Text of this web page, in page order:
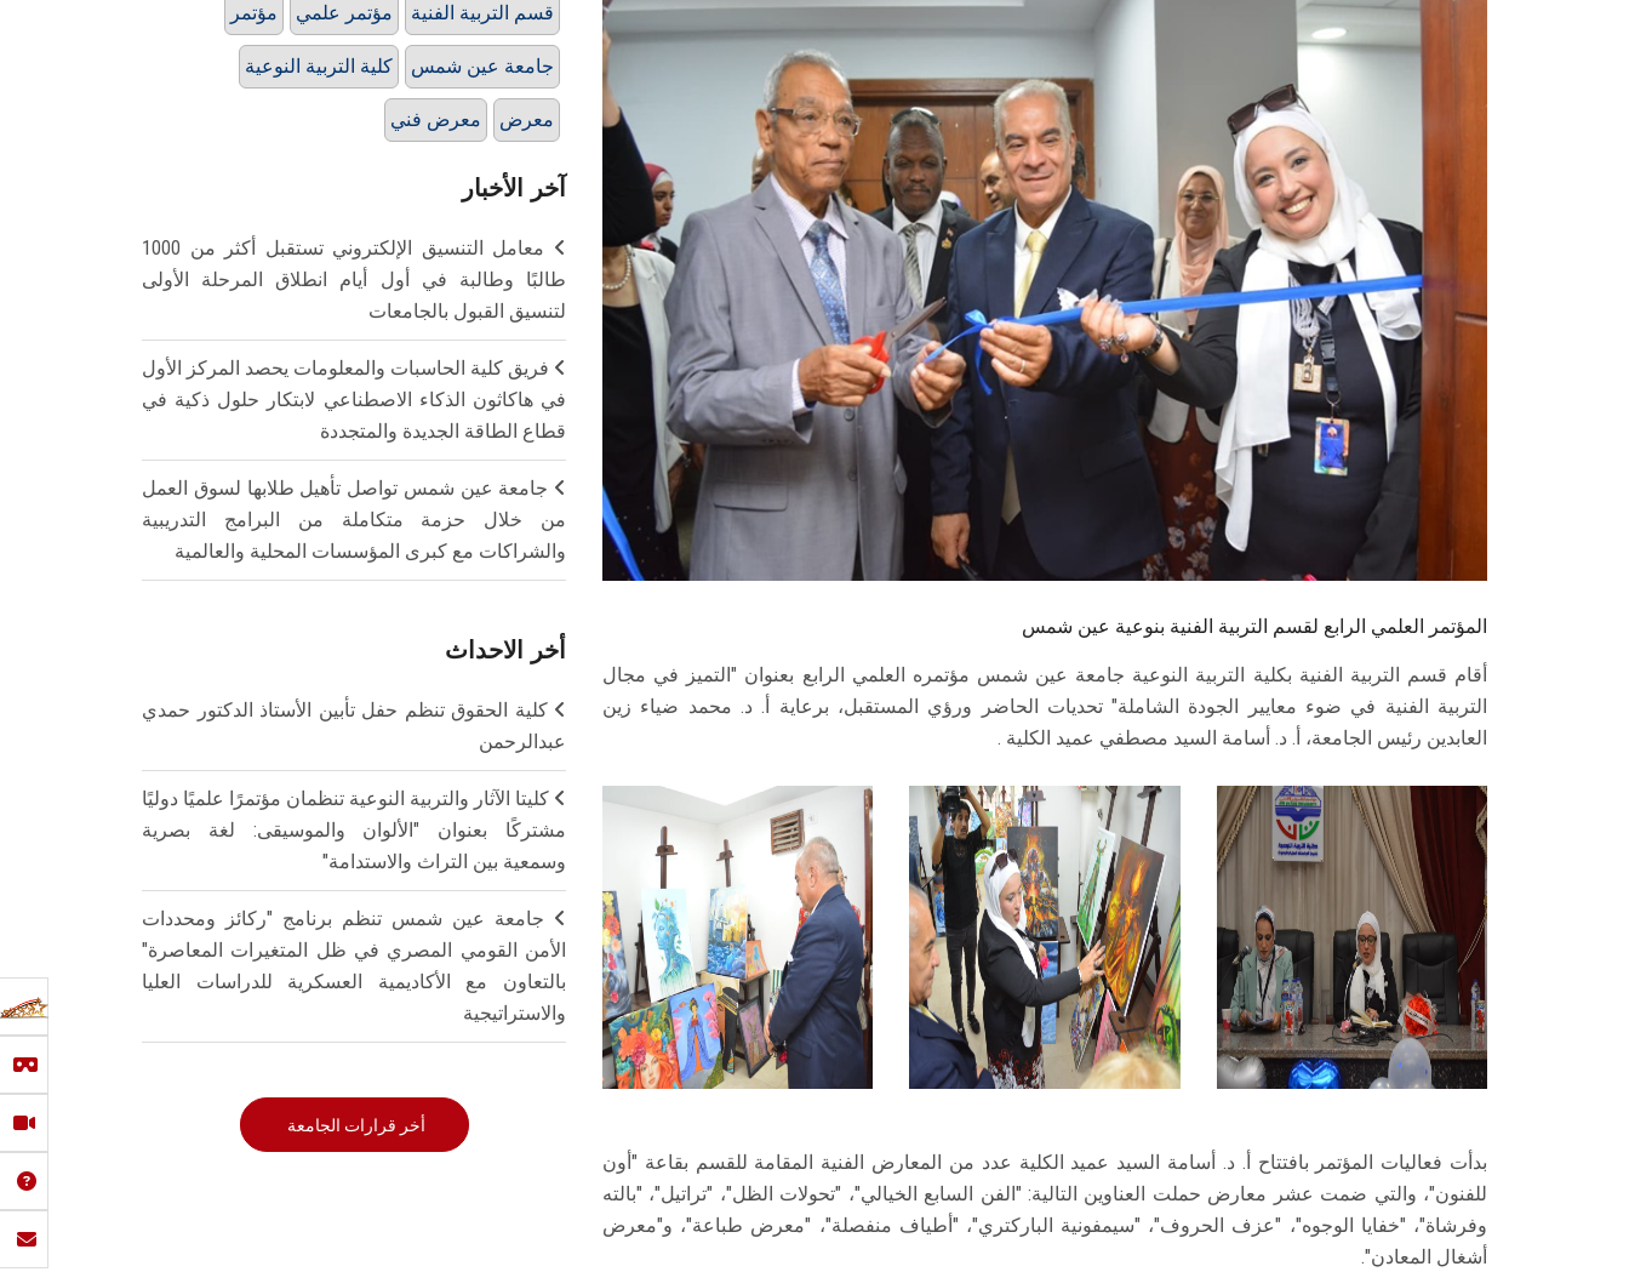
المؤتمر العلمي الرابع لقسم التربية الفنية بنوعية عين شمس
أقام قسم التربية الفنية بكلية التربية النوعية جامعة عين شمس مؤتمره العلمي الرابع بعنوان "التميز في مجال
التربية الفنية في ضوء معايير الجودة الشاملة" تحديات الحاضر ورؤي المستقبل، برعاية أ. د. محمد ضياء زين
العابدين رئيس الجامعة، أ. د. أسامة السيد مصطفي عميد الكلية .
بدأت فعاليات المؤتمر بافتتاح أ. د. أسامة السيد عميد الكلية عدد من المعارض الفنية المقامة للقسم بقاعة "أون
للفنون"، والتي ضمت عشر معارض حملت العناوين التالية: "الفن السابع الخيالي"، "تحولات الظل"، "تراتيل"، "بالته
وفرشاة"، "خفايا الوجوه"، "عزف الحروف"، "سيمفونية الباركتري"، "أطياف منفصلة"، "معرض طباعة"، و"معرض
أشغال المعادن".
مؤتمر مؤتمر علمي قسم التربية الفنية
كلية التربية النوعية جامعة عين شمس
معرض فني معرض
آخر الأخبار
معامل التنسيق الإلكتروني تستقبل أكثر من 1000
طالبًا وطالبة في أول أيام انطلاق المرحلة الأولى
لتنسيق القبول بالجامعات
فريق كلية الحاسبات والمعلومات يحصد المركز الأول
في هاكاثون الذكاء الاصطناعي لابتكار حلول ذكية في
قطاع الطاقة الجديدة والمتجددة
جامعة عين شمس تواصل تأهيل طلابها لسوق العمل
من خلال حزمة متكاملة من البرامج التدريبية
والشراكات مع كبرى المؤسسات المحلية والعالمية
أخر الاحداث
كلية الحقوق تنظم حفل تأبين الأستاذ الدكتور حمدي
عبدالرحمن
كليتا الآثار والتربية النوعية تنظمان مؤتمرًا علميًا دوليًا
مشتركًا بعنوان "الألوان والموسيقى: لغة بصرية
وسمعية بين التراث والاستدامة"
جامعة عين شمس تنظم برنامج "ركائز ومحددات
الأمن القومي المصري في ظل المتغيرات المعاصرة"
بالتعاون مع الأكاديمية العسكرية للدراسات العليا
والاستراتيجية
أخر قرارات الجامعة